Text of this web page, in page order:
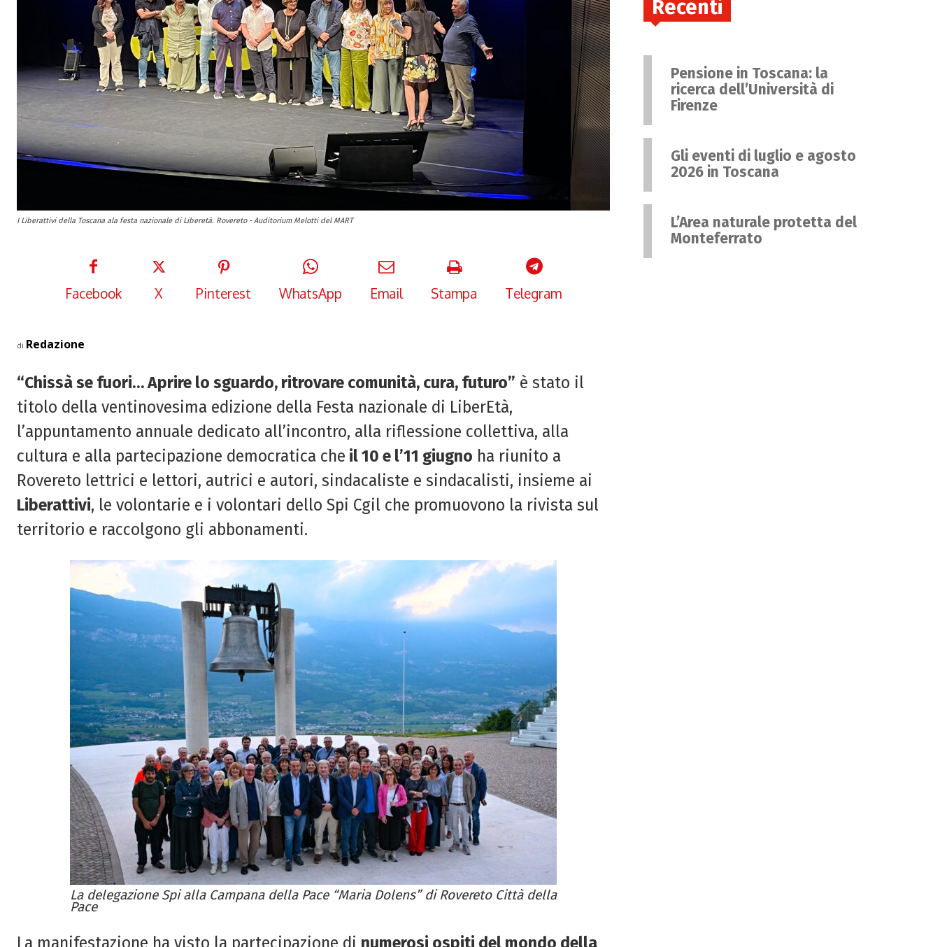
I Liberattivi della Toscana ala festa nazionale di Liberetà. Rovereto - Auditorium Melotti del MART
Facebook X Pinterest WhatsApp Email Stampa Telegram
di Redazione
“Chissà se fuori… Aprire lo sguardo, ritrovare comunità, cura, futuro” è stato il
titolo della ventinovesima edizione della Festa nazionale di LiberEtà,
l’appuntamento annuale dedicato all’incontro, alla riflessione collettiva, alla
cultura e alla partecipazione democratica che il 10 e l’11 giugno ha riunito a
Rovereto lettrici e lettori, autrici e autori, sindacaliste e sindacalisti, insieme ai
Liberattivi, le volontarie e i volontari dello Spi Cgil che promuovono la rivista sul
territorio e raccolgono gli abbonamenti.
La delegazione Spi alla Campana della Pace “Maria Dolens” di Rovereto Città della
Pace
La manifestazione ha visto la partecipazione di numerosi ospiti del mondo della
Recenti
Pensione in Toscana: la
ricerca dell’Università di
Firenze
Gli eventi di luglio e agosto
2026 in Toscana
L’Area naturale protetta del
Monteferrato